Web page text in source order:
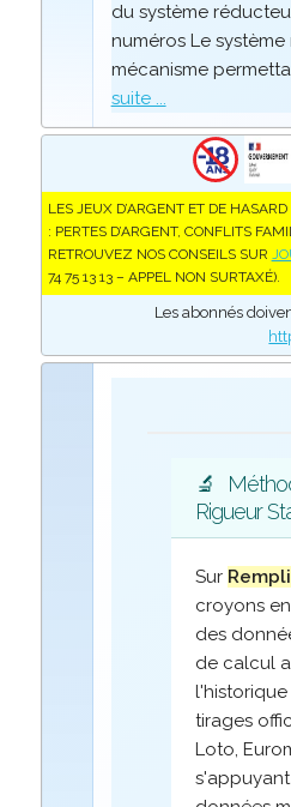
du système
numéros Le
mécanisme
suite ...
LES JEUX D’ARGENT ET DE
: PERTES D’ARGENT, CONFLITS
RETROUVEZ NOS CONSEILS SUR
74 75 13 13 – APPEL NON SURTAXÉ).
Les abonnés
🔬
Rigueur
Sur
croyons
des
de calcul
tirages
Loto,